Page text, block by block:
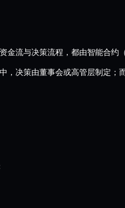
流与决策流程，都由智能合约
决策由董事会或高管层制定；